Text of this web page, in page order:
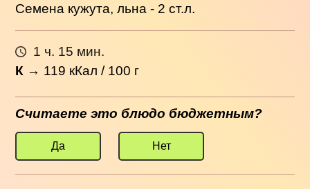
Семена кужута, льна - 2 ст.л.
1 ч. 15 мин.
К → 119 кКал / 100 г
Считаете это блюдо бюджетным?
Да Нет